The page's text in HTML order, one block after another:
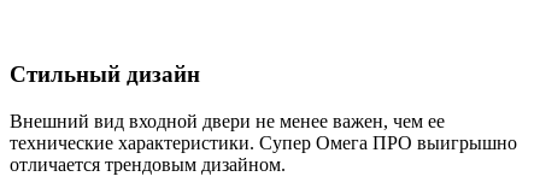
Стильный дизайн
Внешний вид входной двери не менее важен, чем ее
технические характеристики. Супер Омега ПРО выигрышно
отличается трендовым дизайном.